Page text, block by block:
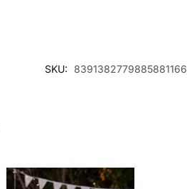
SKU: 8391382779885881166